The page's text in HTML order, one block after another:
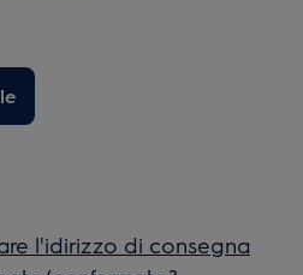
l'idirizzo di consegna